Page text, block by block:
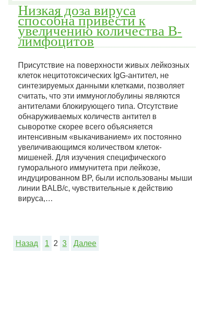
Низкая доза вируса
способна привести к
увеличению количества В-
лимфоцитов
Присутствие на поверхности живых лейкозных
клеток нецитотоксических IgG-антител, не
синтезируемых данными клетками, позволяет
считать, что эти иммуноглобулины являются
антителами блокирующего типа. Отсутствие
обнаруживаемых количеств антител в
сыворотке скорее всего объясняется
интенсивным «выкачиванием» их постоянно
увеличивающимся количеством клеток-
мишеней. Для изучения специфического
гуморального иммунитета при лейкозе,
индуцированном BP, были использованы мыши
линии BALB/c, чувствительные к действию
вируса,…
Назад 1 2 3 Далее